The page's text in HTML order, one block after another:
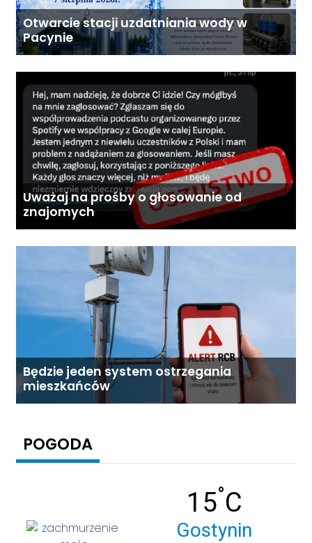
Otwarcie stacji uzdatniania wody w
Pacynie
Uważaj na prośby o głosowanie od
znajomych
Będzie jeden system ostrzegania
mieszkańców
POGODA
15°C
Miasto:
Gostynin